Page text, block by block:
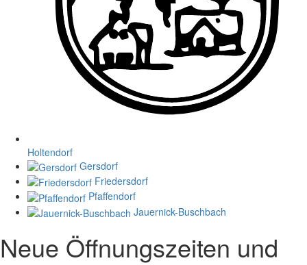
Holtendorf
Gersdorf
Friedersdorf
Pfaffendorf
Jauernick-Buschbach
Neue Öffnungszeiten und